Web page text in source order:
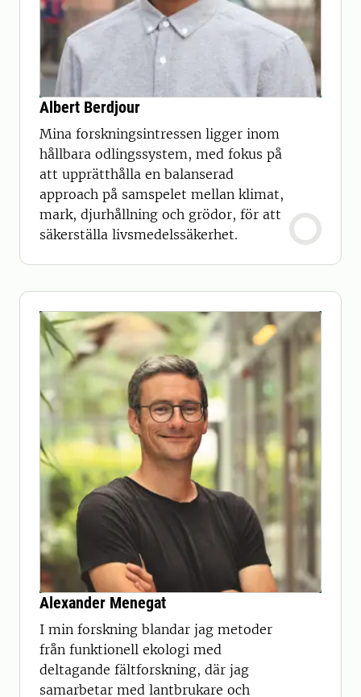
Albert Berdjour
Mina forskningsintressen ligger inom
hållbara odlingssystem, med fokus på
att upprätthålla en balanserad
approach på samspelet mellan klimat,
mark, djurhållning och grödor, för att
säkerställa livsmedelssäkerhet.
Alexander Menegat
I min forskning blandar jag metoder
från funktionell ekologi med
deltagande fältforskning, där jag
samarbetar med lantbrukare och